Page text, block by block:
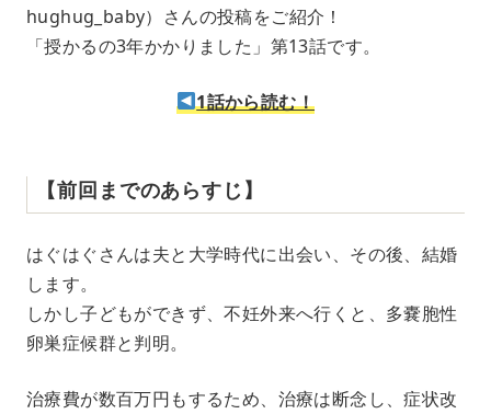
hughug_baby）さんの投稿をご紹介！
「授かるの3年かかりました」第13話です。
1話から読む！
【前回までのあらすじ】
はぐはぐさんは夫と大学時代に出会い、その後、結婚
します。
しかし子どもができず、不妊外来へ行くと、多嚢胞性
卵巣症候群と判明。
治療費が数百万円もするため、治療は断念し、症状改